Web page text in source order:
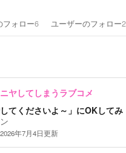
フォロー6 ユーザーのフォロー2
ヤしてしまうラブコメ
てくださいよ～」にOKしてみ
2026年7月4日更新